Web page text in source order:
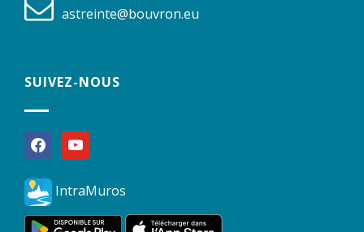
astreinte@bouvron.eu
SUIVEZ-NOUS
facebookyoutube
IntraMuros